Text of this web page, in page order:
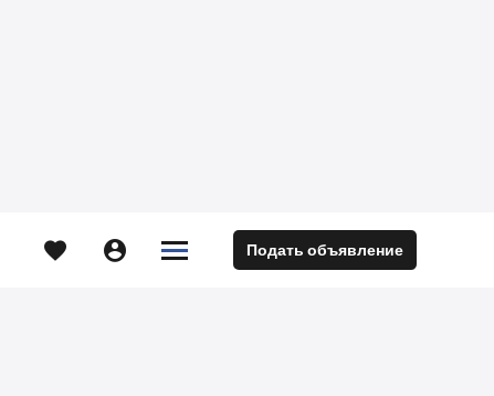
  

 Подать объявление